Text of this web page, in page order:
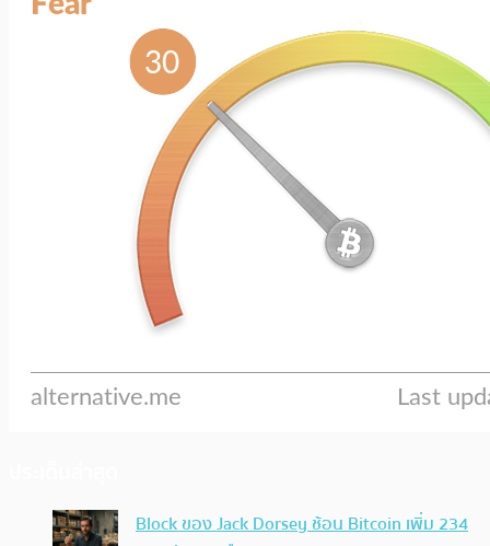
Block ของ Jack Dorsey ช้อน Bitcoin เพิ่ม 234